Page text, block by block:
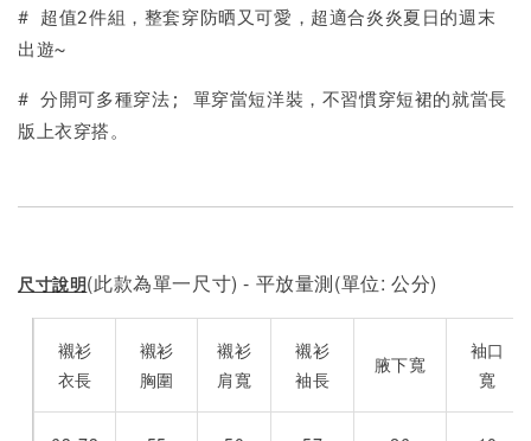
# 超值2件組，整套穿防晒又可愛，超適合炎炎夏日的週末
出遊~
# 分開可多種穿法; 單穿當短洋裝，不習慣穿短裙的就當長
版上衣穿搭。
尺寸說明(此款為單一尺寸) - 平放量測(單位: 公分)
襯衫
衣長
襯衫
胸圍
襯衫
肩寬
襯衫
袖長
腋下寬
袖口
寬